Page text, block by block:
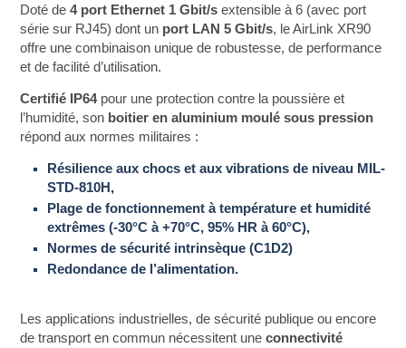
Doté de4 port Ethernet 1 Gbit/s extensible à 6 (avec port
série sur RJ45) dont un port LAN 5 Gbit/s, le AirLink XR90
offre une combinaison unique de robustesse, de performance
et de facilité d’utilisation.
Certifié IP64pour une protection contre la poussière et
l’humidité, son boitier en aluminium moulé sous pression
répond aux normes militaires :
Résilience aux chocs et aux vibrations de niveau MIL-
STD-810H,
Plage de fonctionnement à température et humidité
extrêmes (-30°C à +70°C, 95% HR à 60°C),
Normes de sécurité intrinsèque (C1D2)
Redondance de l’alimentation.
Les applications industrielles, de sécurité publique ou encore
de transport en commun nécessitent uneconnectivité